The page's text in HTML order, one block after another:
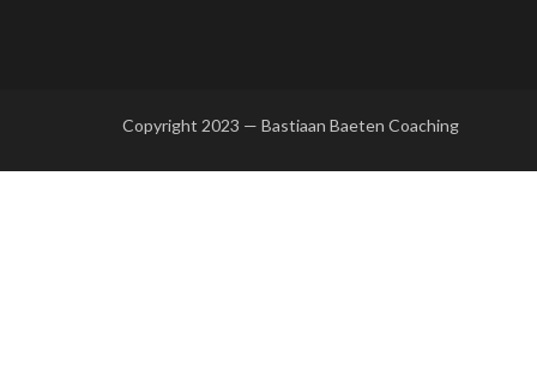
Copyright 2023 — Bastiaan Baeten Coaching